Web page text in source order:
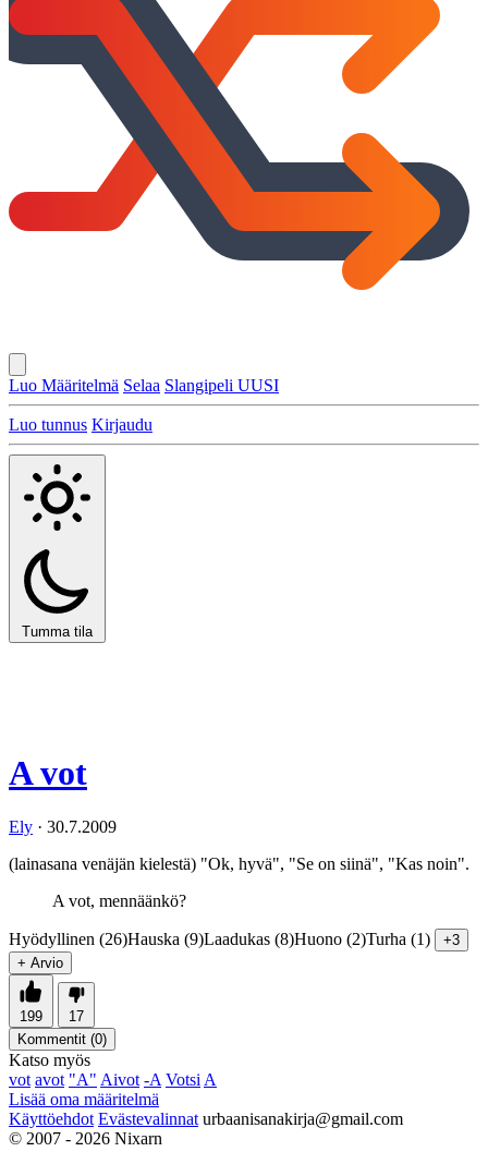
Luo Määritelmä Selaa Slangipeli UUSI
Luo tunnus Kirjaudu
Tumma tila
A vot
Ely · 30.7.2009
(lainasana venäjän kielestä) "Ok, hyvä", "Se on siinä", "Kas noin".
A vot, mennäänkö?
Hyödyllinen (26)Hauska (9)Laadukas (8)Huono (2)Turha (1)
+3
+ Arvio
199
17
Kommentit (0)
Katso myös
vot avot "A" Aivot -A Votsi A
Lisää oma määritelmä
Käyttöehdot Evästevalinnat urbaanisanakirja@gmail.com
© 2007 - 2026 Nixarn